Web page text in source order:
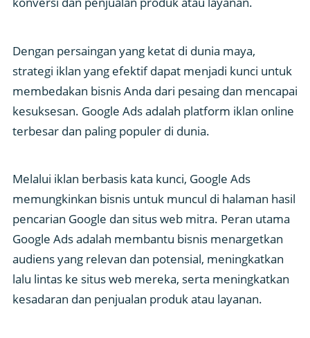
Dengan persaingan yang ketat di dunia maya,
strategi iklan yang efektif dapat menjadi kunci untuk
membedakan bisnis Anda dari pesaing dan mencapai
kesuksesan. Google Ads adalah platform iklan online
terbesar dan paling populer di dunia.
Melalui iklan berbasis kata kunci, Google Ads
memungkinkan bisnis untuk muncul di halaman hasil
pencarian Google dan situs web mitra. Peran utama
Google Ads adalah membantu bisnis menargetkan
audiens yang relevan dan potensial, meningkatkan
lalu lintas ke situs web mereka, serta meningkatkan
kesadaran dan penjualan produk atau layanan.